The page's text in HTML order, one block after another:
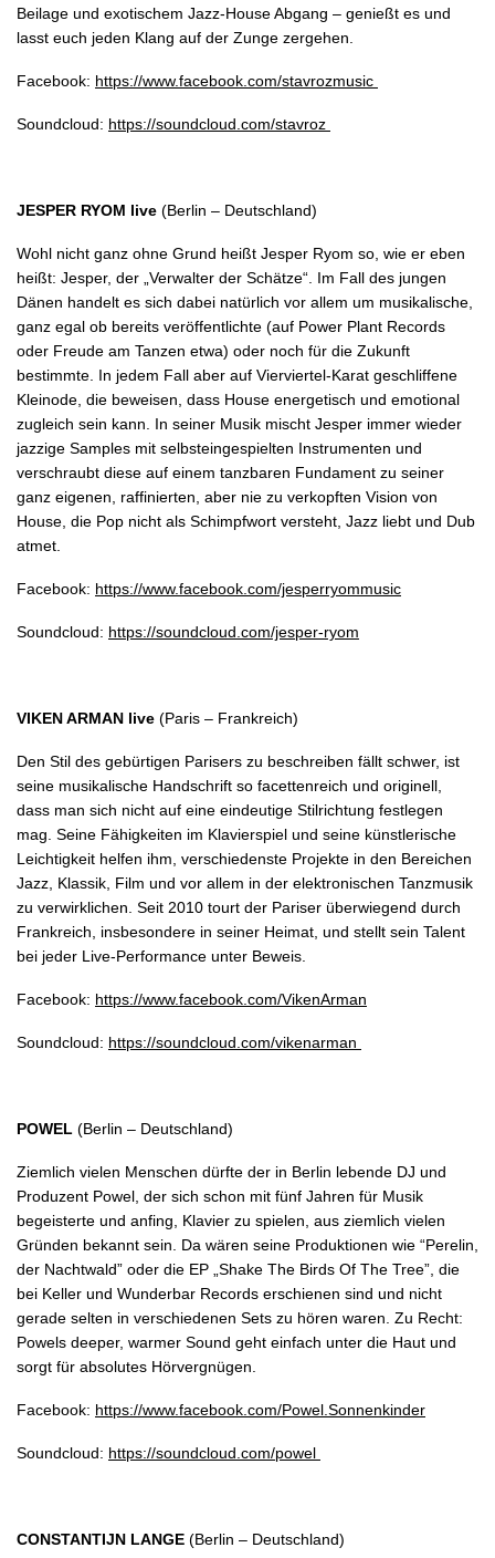
Beilage und exotischem Jazz-House Abgang – genießt es und
lasst euch jeden Klang auf der Zunge zergehen.
Facebook: https://www.facebook.com/stavrozmusic
Soundcloud: https://soundcloud.com/stavroz
JESPER RYOM live (Berlin – Deutschland)
Wohl nicht ganz ohne Grund heißt Jesper Ryom so, wie er eben
heißt: Jesper, der „Verwalter der Schätze“. Im Fall des jungen
Dänen handelt es sich dabei natürlich vor allem um musikalische,
ganz egal ob bereits veröffentlichte (auf Power Plant Records
oder Freude am Tanzen etwa) oder noch für die Zukunft
bestimmte. In jedem Fall aber auf Vierviertel-Karat geschliffene
Kleinode, die beweisen, dass House energetisch und emotional
zugleich sein kann. In seiner Musik mischt Jesper immer wieder
jazzige Samples mit selbsteingespielten Instrumenten und
verschraubt diese auf einem tanzbaren Fundament zu seiner
ganz eigenen, raffinierten, aber nie zu verkopften Vision von
House, die Pop nicht als Schimpfwort versteht, Jazz liebt und Dub
atmet.
Facebook: https://www.facebook.com/jesperryommusic
Soundcloud: https://soundcloud.com/jesper-ryom
VIKEN ARMAN live (Paris – Frankreich)
Den Stil des gebürtigen Parisers zu beschreiben fällt schwer, ist
seine musikalische Handschrift so facettenreich und originell,
dass man sich nicht auf eine eindeutige Stilrichtung festlegen
mag. Seine Fähigkeiten im Klavierspiel und seine künstlerische
Leichtigkeit helfen ihm, verschiedenste Projekte in den Bereichen
Jazz, Klassik, Film und vor allem in der elektronischen Tanzmusik
zu verwirklichen. Seit 2010 tourt der Pariser überwiegend durch
Frankreich, insbesondere in seiner Heimat, und stellt sein Talent
bei jeder Live-Performance unter Beweis.
Facebook: https://www.facebook.com/VikenArman
Soundcloud: https://soundcloud.com/vikenarman
POWEL (Berlin – Deutschland)
Ziemlich vielen Menschen dürfte der in Berlin lebende DJ und
Produzent Powel, der sich schon mit fünf Jahren für Musik
begeisterte und anfing, Klavier zu spielen, aus ziemlich vielen
Gründen bekannt sein. Da wären seine Produktionen wie “Perelin,
der Nachtwald” oder die EP „Shake The Birds Of The Tree”, die
bei Keller und Wunderbar Records erschienen sind und nicht
gerade selten in verschiedenen Sets zu hören waren. Zu Recht:
Powels deeper, warmer Sound geht einfach unter die Haut und
sorgt für absolutes Hörvergnügen.
Facebook: https://www.facebook.com/Powel.Sonnenkinder
Soundcloud: https://soundcloud.com/powel
CONSTANTIJN LANGE (Berlin – Deutschland)